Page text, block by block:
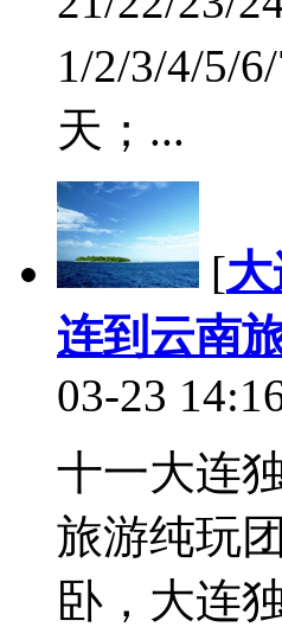
1/2/3/4/5/
天；...
[
连到云南
03-23
十一大连
旅游纯玩
卧，大连